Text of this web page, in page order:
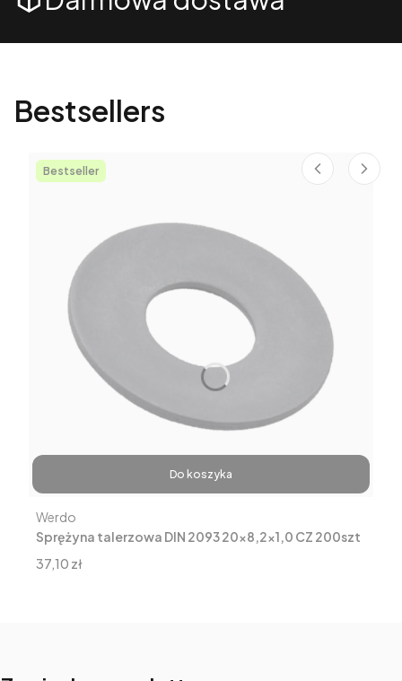
Bestsellers
Bestseller
Do koszyka
Sprężyna talerzowa DIN 2093 20x8,2x1,0 CZ 200szt
Producent
Werdo
Cena
37,10 zł